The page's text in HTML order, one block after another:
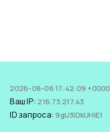
2026-08-06 17:42:09 +0000
Ваш IP:216.73.217.43
ID запроса:9gU3lDkUHiE1